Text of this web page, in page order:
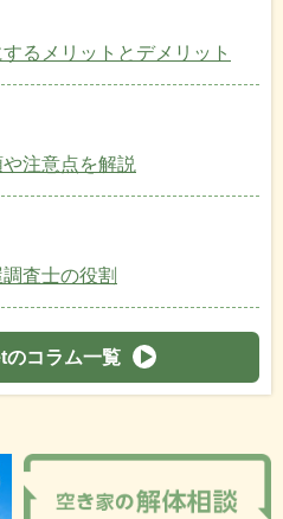
るメリットとデメリット
注意点を解説
査士の役割
のコラム一覧